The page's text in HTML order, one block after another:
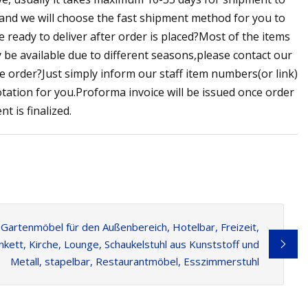
we will choose the fast shipment method for you to
to deliver after order is placed?Most of the items
available due to different seasons,please contact our
simply inform our staff item numbers(or link)
for you.Proforma invoice will be issued once order
is finalized.
für den Außenbereich, Hotelbar, Freizeit,
Kirche, Lounge, Schaukelstuhl aus Kunststoff und
Metall, stapelbar, Restaurantmöbel, Esszimmerstuhl